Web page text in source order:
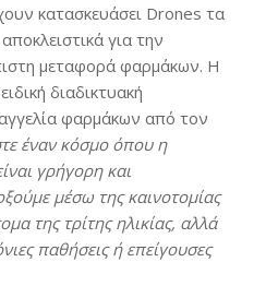
κατασκευάσει Drones τα
για την
μεταφορά φαρμάκων. Η
διαδικτυακή
φαρμάκων από τον
έναν κόσμο όπου η
γρήγορη και
μέσω της καινοτομίας
της τρίτης ηλικίας, αλλά
παθήσεις ή επείγουσες